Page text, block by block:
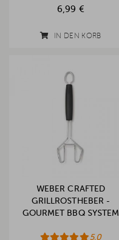
6,99 €
IN DEN KORB
WEBER CRAFTED
GRILLROSTHEBER -
GOURMET BBQ SYSTEM
5.0